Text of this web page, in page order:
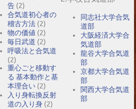
告 (2)
合気道初心者の
稽古方法 (2)
物の価値 (2)
毎日武道 (2)
呼吸法と合気道
(2)
重心ごと移動す
る 基本動作と基
本理合い (2)
入り身転換反射
道の入り身 (2)
同志社大学合気
道部
大阪経済大学合
気道部
龍谷大学合気道
部
京都大学合気道
部
関西大学合気道
部